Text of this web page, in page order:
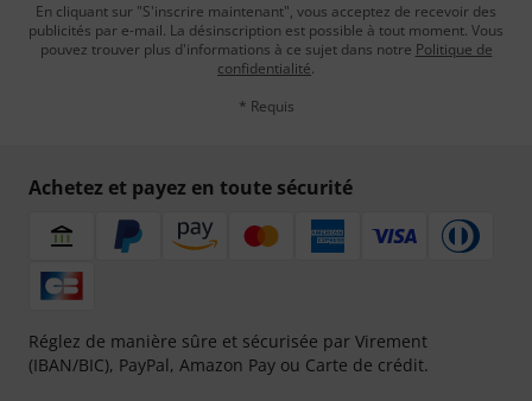
En cliquant sur "S'inscrire maintenant", vous acceptez de recevoir des
publicités par e-mail. La désinscription est possible à tout moment. Vous
pouvez trouver plus d'informations à ce sujet dans notre Politique de
confidentialité.
* Requis
Achetez et payez en toute sécurité
Réglez de manière sûre et sécurisée par Virement
(IBAN/BIC), PayPal, Amazon Pay ou Carte de crédit.